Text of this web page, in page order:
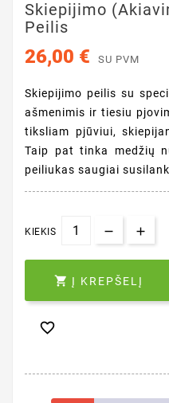
Skiepijimo
Peilis
26,00 € SU PVM
Skiepijimo peilis su
ašmenimis ir tiesiu
tiksliam pjūviui,
Taip pat tinka medžių
peiliukas saugiai
KIEKIS
 Į KREPŠELĮ
